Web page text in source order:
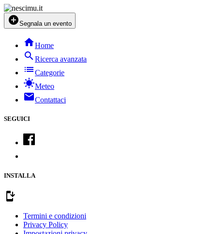
add_circleSegnala un evento
homeHome
searchRicerca avanzata
listCategorie
sunnyMeteo
mailContattaci
SEGUICI
INSTALLA
install_mobile
Termini e condizioni
Privacy Policy